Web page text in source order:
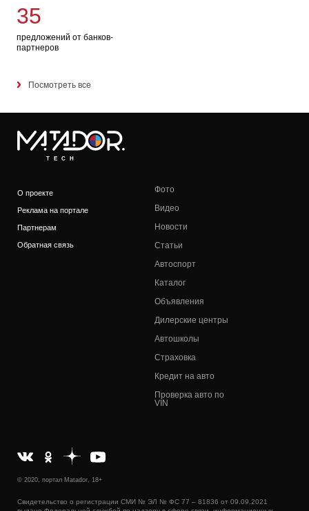
35
предложений от банков-
партнеров
Посмотреть все
TECH
О проекте
Реклама на портале
Партнерам
Обратная связь
Фото
Видео
Новости
Статьи
Автоспорт
Каталог
Объявления
Дилерские центры
Автошколы
Страховка
Кредит на авто
Проверка авто по
VIN
© 2020, портал Matador, 18+
Свидетельство о регистрации СМИ № ЭЛ № ФС 77 – 81836 от 09.09.2021